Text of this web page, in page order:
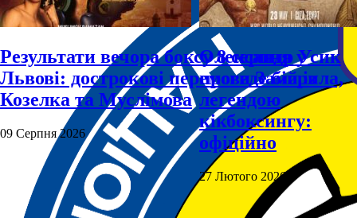
Результати вечора боксу 8 серпня у
Львові: дострокові перемоги Заморила,
Козелка та Муслімова
09 Серпня 2026
Олександр Усик
проведе бій із
легендою
кікбоксингу:
офіційно
27 Лютого 2026